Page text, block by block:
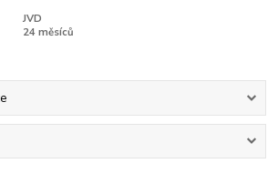
JVD
24 měsíců